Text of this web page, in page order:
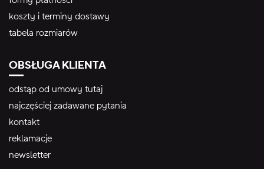
koszty i terminy dostawy
tabela rozmiarów
OBSŁUGA KLIENTA
odstąp od umowy tutaj
najczęściej zadawane pytania
kontakt
reklamacje
newsletter